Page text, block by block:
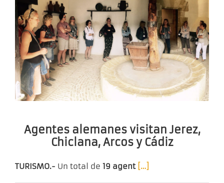
Agentes alemanes visitan Jerez,
Chiclana, Arcos y Cádiz
TURISMO.- Un total de 19 agent […]